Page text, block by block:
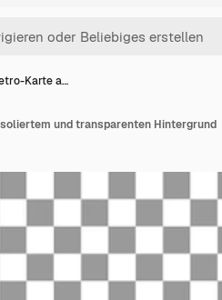
Karte a…
und transparenten Hintergrund